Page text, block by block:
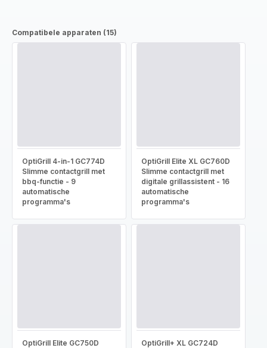
Compatibele apparaten (15)
OptiGrill 4-in-1 GC774D
Slimme contactgrill met
bbq-functie - 9
automatische
programma's
OptiGrill Elite XL GC760D
Slimme contactgrill met
digitale grillassistent - 16
automatische
programma's
OptiGrill Elite GC750D
OptiGrill+ XL GC724D